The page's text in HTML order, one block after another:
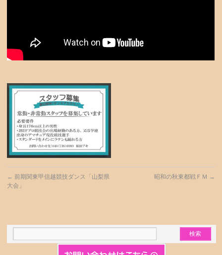
← 前期関東甲信越競技ダンス「山梨県
大会」
昭和の秋東都戦ＦＭ →